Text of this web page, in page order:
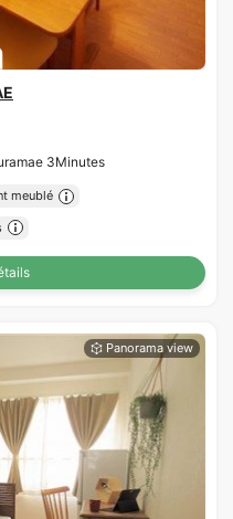
3Minutes
meublé